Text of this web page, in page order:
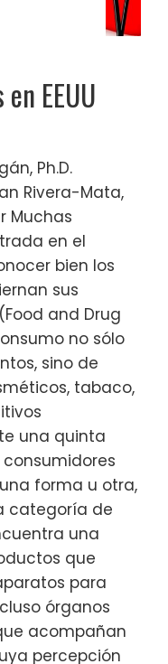
EEUU
Ph.D.
Rivera-Mata,
Muchas
en el
bien los
sus
(Food and Drug
no sólo
sino de
tabaco,
una quinta
forma u otra,
categoría de
una
que
para
órganos
acompañan
percepción